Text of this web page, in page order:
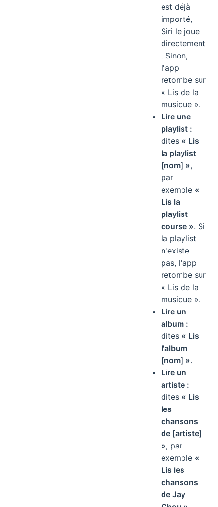
est déjà
importé,
Siri le joue
directement
. Sinon,
l'app
retombe sur
« Lis de la
musique ».
Lire une
playlist :
dites « Lis
la playlist
[nom] »,
par
exemple «
Lis la
playlist
course ». Si
la playlist
n'existe
pas, l'app
retombe sur
« Lis de la
musique ».
Lire un
album :
dites « Lis
l'album
[nom] ».
Lire un
artiste :
dites « Lis
les
chansons
de [artiste]
», par
exemple «
Lis les
chansons
de Jay